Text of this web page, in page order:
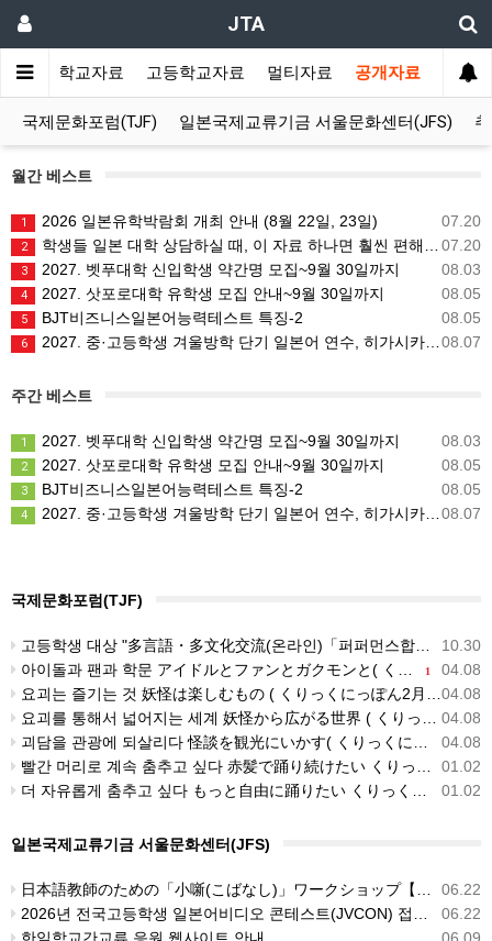
JTA
방 중학교자료 고등학교자료 멀티자료 공개자료
국제문화포럼(TJF) 일본국제교류기금 서울문화센터(JFS)
월간 베스트
07.20
1
2026 일본유학박람회 개최 안내 (8월 22일, 23일)
07.20
2
학생들 일본 대학 상담하실 때, 이 자료 하나면 훨씬 편해지실 거예요 (일본 대학 729개 무료 정보 사이트)
08.03
3
2027. 벳푸대학 신입학생 약간명 모집~9월 30일까지
08.05
4
2027. 삿포로대학 유학생 모집 안내~9월 30일까지
08.05
5
BJT비즈니스일본어능력테스트 특징-2
08.07
6 2027. 중·고등학생 겨울방학 단기 일본어 연수, 히가시카와 공립 일본어학교 프로그램 사전안내
주간 베스트
08.03
1
2027. 벳푸대학 신입학생 약간명 모집~9월 30일까지
08.05
2
2027. 삿포로대학 유학생 모집 안내~9월 30일까지
08.05
3
BJT비즈니스일본어능력테스트 특징-2
08.07
4 2027. 중·고등학생 겨울방학 단기 일본어 연수, 히가시카와 공립 일본어학교 프로그램 사전안내
국제문화포럼(TJF)
10.30
고등학생 대상 "多言語・多文化交流(온라인)「퍼퍼먼스합숙」 2020年秋프로그램 참가자모집
1 04.08
아이돌과 팬과 학문 アイドルとファンとガクモンと( くりっくにっぽん3月 tjf국제문화포험)
04.08
요괴는 즐기는 것 妖怪は楽しむもの ( くりっくにっぽん2月 tjf국제문화포험)
04.08
요괴를 통해서 넓어지는 세계 妖怪から広がる世界 ( くりっくにっぽん1月 tjf국제문화포험)
04.08
괴담을 관광에 되살리다 怪談を観光にいかす( くりっくにっぽん1月 tjf국제문화포험)
01.02
빨간 머리로 계속 춤추고 싶다 赤髪で踊り続けたい くりっくにっぽん12月 tjf국제문화포험)
01.02
더 자유롭게 춤추고 싶다 もっと自由に踊りたい くりっくにっぽん12月 tjf국제문화포험)
일본국제교류기금 서울문화센터(JFS)
06.22
日本語教師のための「小噺(こばなし)」ワークショップ【実践編】
06.22
2026년 전국고등학생 일본어비디오 콘테스트(JVCON) 접수 개시!